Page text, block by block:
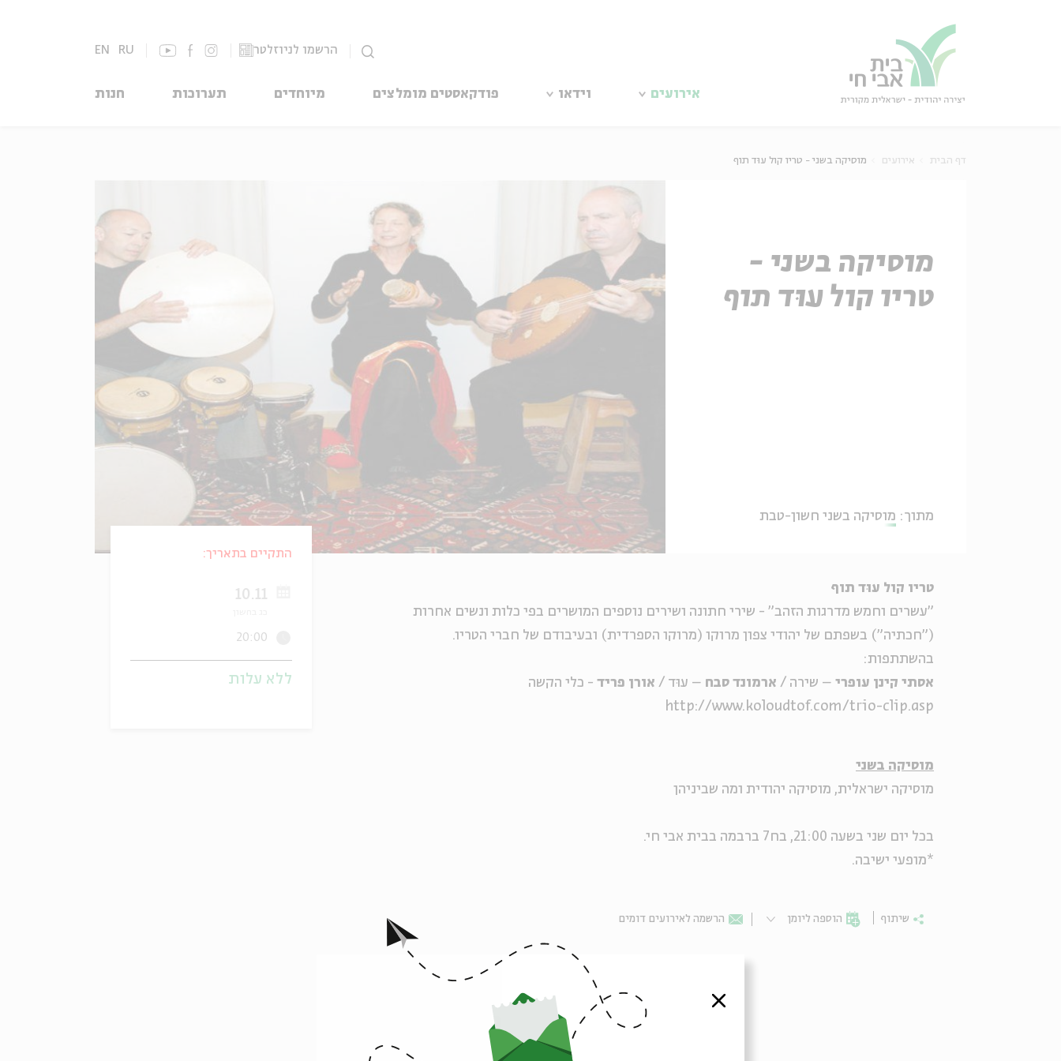
הרשמו לניוזלטר EN RU
אירועים וידאו פודקאסטים מומלצים מיוחדים תערוכות חנות
דף הבית אירועים מוסיקה בשני - טריו קול עוּד תוף
מוסיקה בשני -
טריו קול עוּד תוף
מתוך: מוסיקה בשני חשון-טבת
טריו קול עוּד תוף
"עשרים וחמש מדרגות הזהב" - שירי חתונה ושירים נוספים המושרים בפי כלות ונשים אחרות
("חכתיה") בשפתם של יהודי צפון מרוקו (מרוקו הספרדית) ובעיבודם של חברי הטריו.
בהשתתפות:
אסתי קינן עופרי – שירה / ארמונד סבח – עוּד / אורן פריד - כלי הקשה
http://www.koloudtof.com/trio-clip.asp
מוסיקה בשני
מוסיקה ישראלית, מוסיקה יהודית ומה שביניהן
בכל יום שני בשעה 21:00, בח7 ברבמה בבית אבי חי.
*מופעי ישיבה.
שיתוף הוספה ליומן הרשמה לאירועים דומים
התקיים בתאריך:
10.11
20:00
ללא עלות
אירועים נוספים בסדרה
סגור